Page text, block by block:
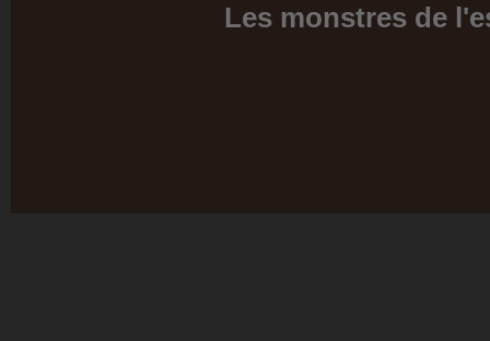
Les monstres de